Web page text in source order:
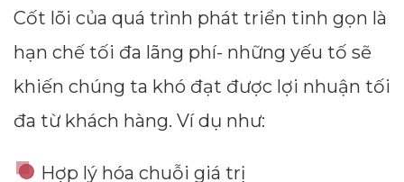
Cốt lõi của quá trình phát triển tinh gọn là
hạn chế tối đa lãng phí- những yếu tố sẽ
khiến chúng ta khó đạt được lợi nhuận tối
đa từ khách hàng. Ví dụ như:
Hợp lý hóa chuỗi giá trị